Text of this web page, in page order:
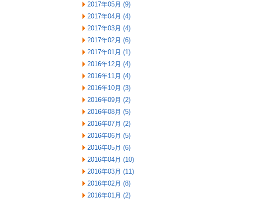
2017年05月 (9)
2017年04月 (4)
2017年03月 (4)
2017年02月 (6)
2017年01月 (1)
2016年12月 (4)
2016年11月 (4)
2016年10月 (3)
2016年09月 (2)
2016年08月 (5)
2016年07月 (2)
2016年06月 (5)
2016年05月 (6)
2016年04月 (10)
2016年03月 (11)
2016年02月 (8)
2016年01月 (2)